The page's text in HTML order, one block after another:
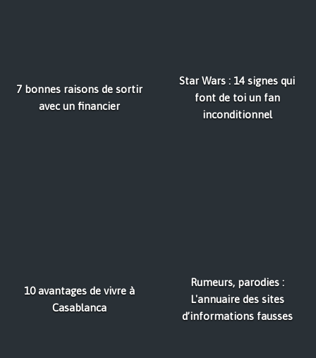
7 bonnes raisons de sortir
avec un financier
Star Wars : 14 signes qui
font de toi un fan
inconditionnel
10 avantages de vivre à
Casablanca
Rumeurs, parodies :
L'annuaire des sites
d’informations fausses